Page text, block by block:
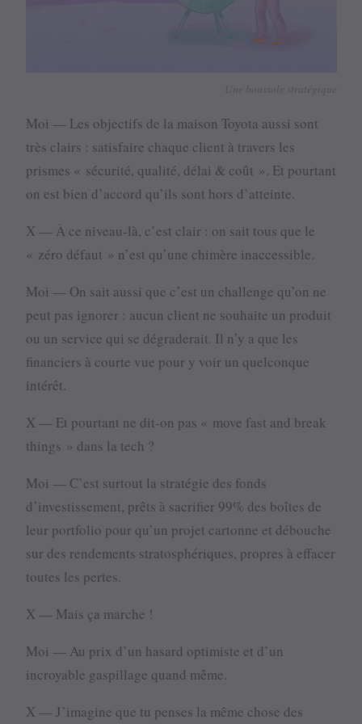
Une boussole stratégique
Moi — Les objectifs de la maison Toyota aussi sont
très clairs : satisfaire chaque client à travers les
prismes « sécurité, qualité, délai & coût ». Et pourtant
on est bien d’accord qu’ils sont hors d’atteinte.
X — À ce niveau-là, c’est clair : on sait tous que le
« zéro défaut » n’est qu’une chimère inaccessible.
Moi — On sait aussi que c’est un challenge qu’on ne
peut pas ignorer : aucun client ne souhaite un produit
ou un service qui se dégraderait. Il n’y a que les
financiers à courte vue pour y voir un quelconque
intérêt.
X — Et pourtant ne dit-on pas « move fast and break
things » dans la tech ?
Moi — C’est surtout la stratégie des fonds
d’investissement, prêts à sacrifier 99% des boîtes de
leur portfolio pour qu’un projet cartonne et débouche
sur des rendements stratosphériques, propres à effacer
toutes les pertes.
X — Mais ça marche !
Moi — Au prix d’un hasard optimiste et d’un
incroyable gaspillage quand même.
X — J’imagine que tu penses la même chose des